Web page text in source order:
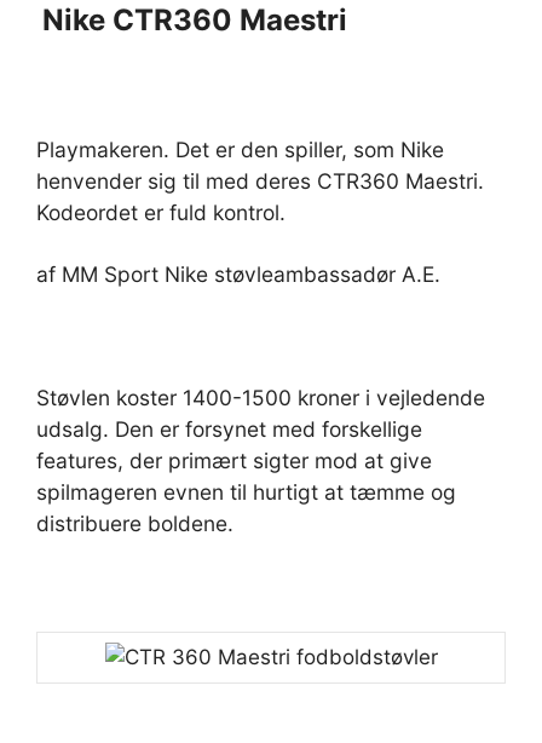
Nike CTR360 Maestri
Playmakeren. Det er den spiller, som Nike
henvender sig til med deres CTR360 Maestri.
Kodeordet er fuld kontrol.
af MM Sport Nike støvleambassadør A.E.
Støvlen koster 1400-1500 kroner i vejledende
udsalg. Den er forsynet med forskellige
features, der primært sigter mod at give
spilmageren evnen til hurtigt at tæmme og
distribuere boldene.